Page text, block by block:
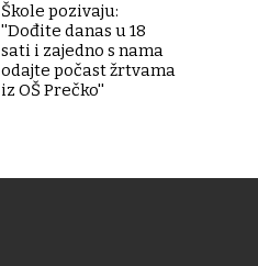
Škole pozivaju:
''Dođite danas u 18
sati i zajedno s nama
odajte počast žrtvama
iz OŠ Prečko''